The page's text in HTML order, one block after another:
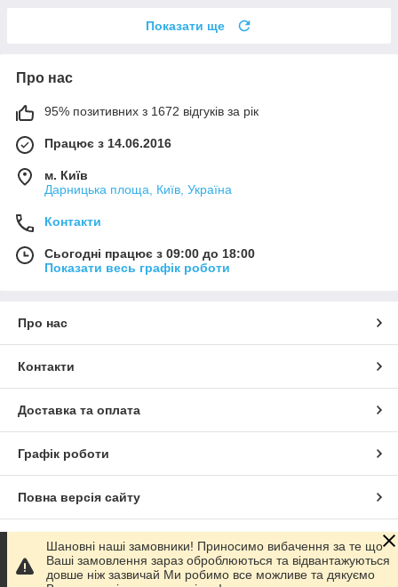
Показати ще
Про нас
95% позитивних з 1672 відгуків за рік
Працює з 14.06.2016
м. Київ
Дарницька площа, Київ, Україна
Контакти
Сьогодні працює з 09:00 до 18:00
Показати весь графік роботи
Про нас
Контакти
Доставка та оплата
Графік роботи
Повна версія сайту
Сайт створено на маркетплейсі
Шановні наші замовники! Приносимо вибачення за те що
Ваші замовлення зараз оброблюються та відвантажуються
довше ніж зазвичай Ми робимо все можливе та дякуємо